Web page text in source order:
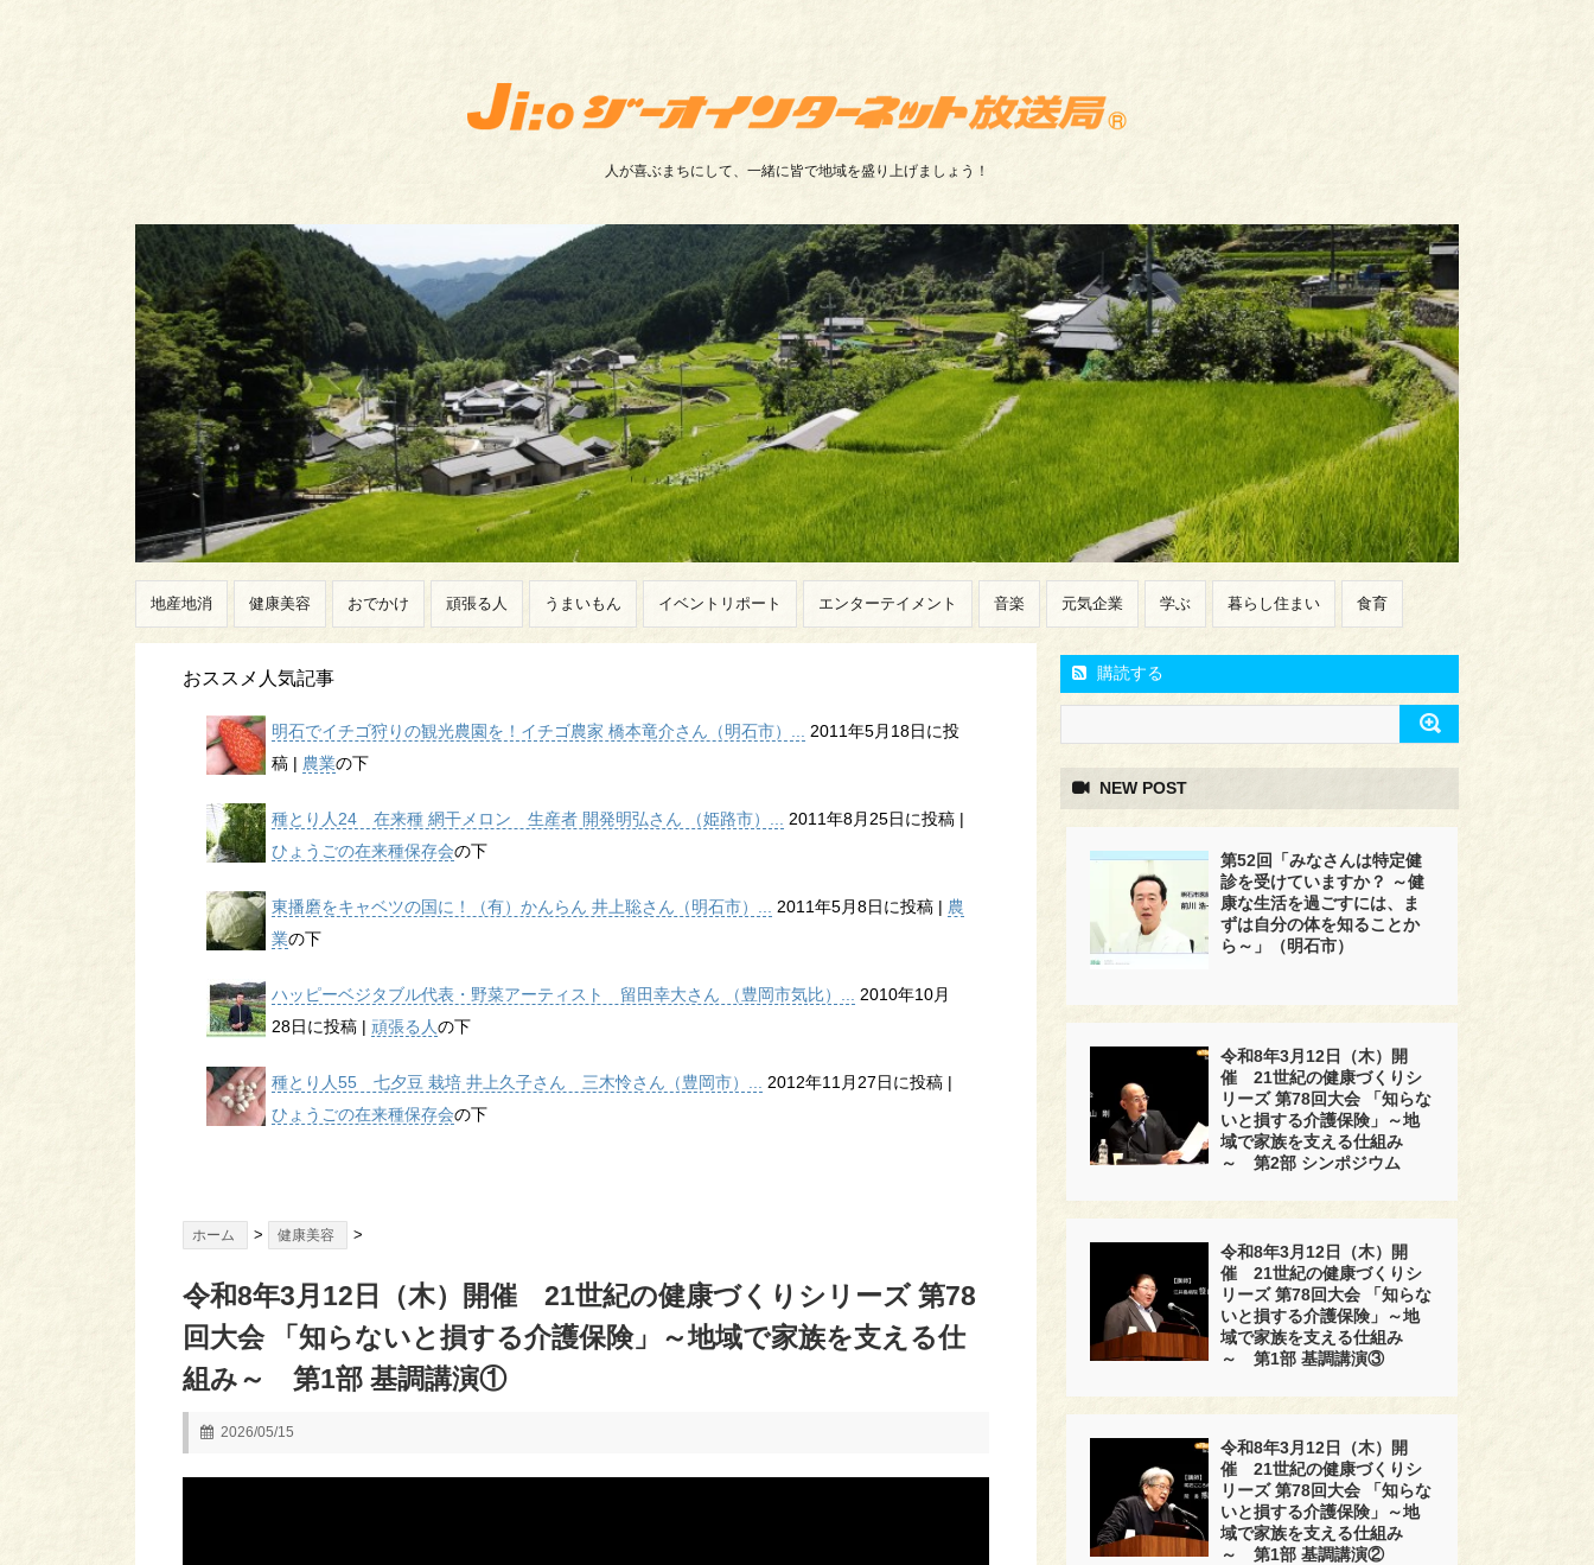
人が喜ぶまちにして、一緒に皆で地域を盛り上げましょう！
地産地消 健康美容 おでかけ 頑張る人 うまいもん イベントリポート エンターテイメント 音楽 元気企業 学ぶ 暮らし住まい 食育
おススメ人気記事
明石でイチゴ狩りの観光農園を！イチゴ農家 橋本竜介さん（明石市）...
2011年5月18日に投
稿 | 農業の下
種とり人24 在来種 網干メロン 生産者 開発明弘さん （姫路市）... 2011年8月25日に投稿 |
ひょうごの在来種保存会の下
東播磨をキャベツの国に！（有）かんらん 井上聡さん（明石市）... 2011年5月8日に投稿 | 農
業の下
ハッピーベジタブル代表・野菜アーティスト 留田幸大さん （豊岡市気比）...
2010年10月
28日に投稿 | 頑張る人の下
種とり人55 七夕豆 栽培 井上久子さん 三木怜さん（豊岡市）... 2012年11月27日に投稿 |
ひょうごの在来種保存会の下
ホーム > 健康美容 >
令和8年3月12日（木）開催 21世紀の健康づくりシリーズ 第78
回大会 「知らないと損する介護保険」～地域で家族を支える仕
組み～ 第1部 基調講演①
2026/05/15
購読する
NEW POST
第52回「みなさんは特定健
診を受けていますか？ ～健
康な生活を過ごすには、ま
ずは自分の体を知ることか
ら～」（明石市）
令和8年3月12日（木）開
催 21世紀の健康づくりシ
リーズ 第78回大会 「知らな
いと損する介護保険」～地
域で家族を支える仕組み
～ 第2部 シンポジウム
令和8年3月12日（木）開
催 21世紀の健康づくりシ
リーズ 第78回大会 「知らな
いと損する介護保険」～地
域で家族を支える仕組み
～ 第1部 基調講演③
令和8年3月12日（木）開
催 21世紀の健康づくりシ
リーズ 第78回大会 「知らな
いと損する介護保険」～地
域で家族を支える仕組み
～ 第1部 基調講演②